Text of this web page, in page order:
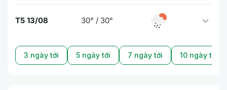
T5 13/08 30° / 30°
3 ngày tới 5 ngày tới 7 ngày tới 10 ngày tới